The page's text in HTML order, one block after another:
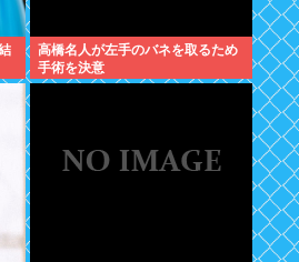
高橋名人が左手のバネを取るため
手術を決意